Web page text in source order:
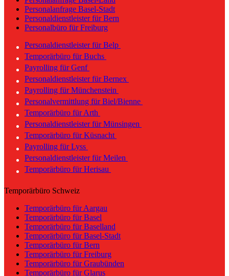
Personalanfrage Basel-Stadt
Personaldienstleister für Bern
Personalbüro für Freiburg
Personaldienstleister für Belp
Temporärbüro für Buchs
Payrolling für Genf
Personaldienstleister für Bernex
Payrolling für Münchenstein
Personalvermittlung für Biel/Bienne
Temporärbüro für Arth
Personaldienstleister für Münsingen
Temporärbüro für Küsnacht
Payrolling für Lyss
Personaldienstleister für Meilen
Temporärbüro für Herisau
Temporärbüro Schweiz
Temporärbüro für Aargau
Temporärbüro für Basel
Temporärbüro für Baselland
Temporärbüro für Basel-Stadt
Temporärbüro für Bern
Temporärbüro für Freiburg
Temporärbüro für Graubünden
Temporärbüro für Glarus